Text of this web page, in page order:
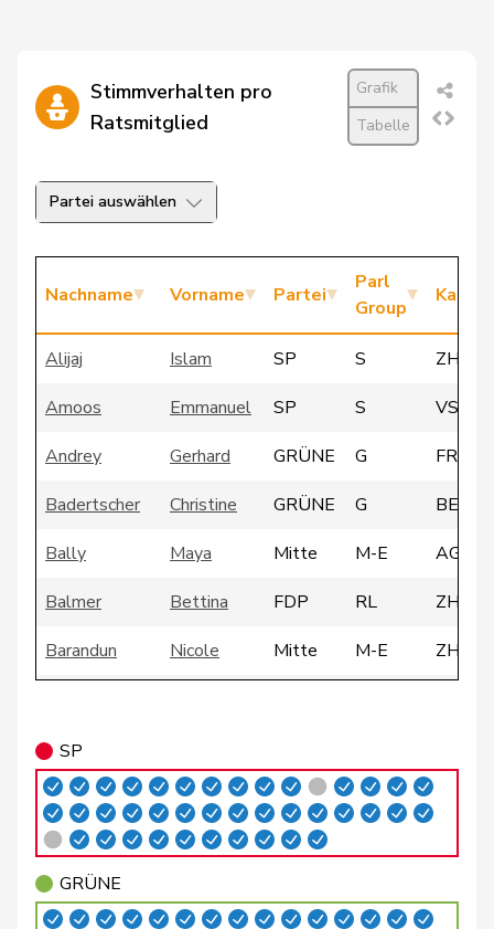
Stimmverhalten pro
Ratsmitglied
Grafik
Tabelle
Partei auswählen
Nachname Vorname Partei
Parl
Group
Alijaj Islam SP S
ZH
Amoos
Emmanuel SP S
VS
Andrey
Gerhard GRÜNE G
FR
Badertscher
Christine GRÜNE G
BE
Bally
Maya Mitte M-E
AG
Balmer
Bettina FDP RL
ZH
Barandun
Nicole Mitte M-E
ZH
Bäumle
Bendahan
Samuel SP S
Bertschy
Kathrin glp
Blunschy
SP
GRÜNE